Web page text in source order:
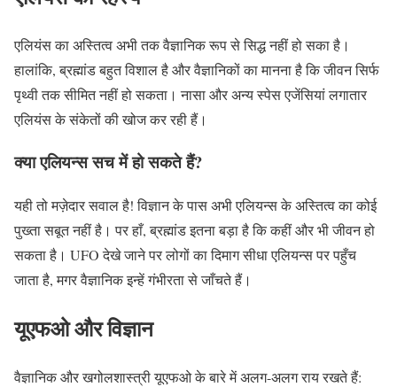
एलियंस का अस्तित्व अभी तक वैज्ञानिक रूप से सिद्ध नहीं हो सका है।
हालांकि, ब्रह्मांड बहुत विशाल है और वैज्ञानिकों का मानना है कि जीवन सिर्फ
पृथ्वी तक सीमित नहीं हो सकता। नासा और अन्य स्पेस एजेंसियां लगातार
एलियंस के संकेतों की खोज कर रही हैं।
क्या एलियन्स सच में हो सकते हैं?
यही तो मज़ेदार सवाल है! विज्ञान के पास अभी एलियन्स के अस्तित्व का कोई
पुख्ता सबूत नहीं है। पर हाँ, ब्रह्मांड इतना बड़ा है कि कहीं और भी जीवन हो
सकता है। UFO देखे जाने पर लोगों का दिमाग सीधा एलियन्स पर पहुँच
जाता है, मगर वैज्ञानिक इन्हें गंभीरता से जाँचते हैं।
यूएफओ और विज्ञान
वैज्ञानिक और खगोलशास्त्री यूएफओ के बारे में अलग-अलग राय रखते हैं: